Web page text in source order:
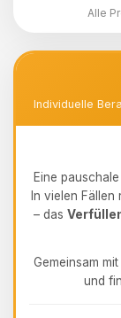
Alle
Individuelle
Eine
In vielen
– das
Gemeinsam
und